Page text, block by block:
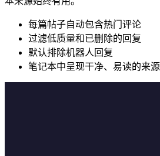
每篇帖子自动包含热门评论
过滤低质量和已删除的回复
默认排除机器人回复
笔记本中呈现干净、易读的来源